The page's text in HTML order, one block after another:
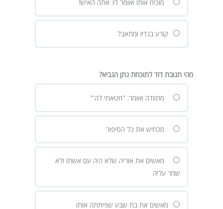
מוכיח אותו ואומר לו: אתה האיש!
קורע בגדיו ומתאבל
מהי תגובת דוד לתוכחת נתן הנביא?
מתוודה ואומר: "חטאתי לה'"
מכחיש את כל הסיפור
מאשים את אוריה שלא היה עם אשתו ולא
שמר עליה
מאשים את בת שבע שפיתתה אותו